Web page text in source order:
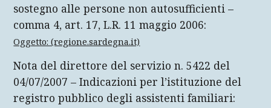
sostegno alle persone non autosufficienti –
comma 4, art. 17, L.R. 11 maggio 2006:
Oggetto: (regione.sardegna.it)
Nota del direttore del servizio n. 5422 del
04/07/2007 – Indicazioni per l’istituzione del
registro pubblico degli assistenti familiari: